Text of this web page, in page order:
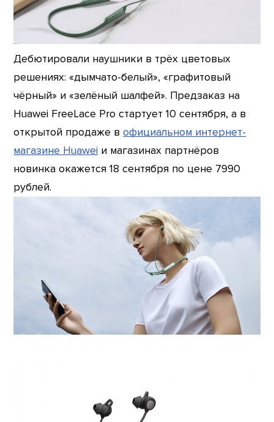
Дебютировали наушники в трёх цветовых
решениях: «дымчато-белый», «графитовый
чёрный» и «зелёный шалфей». Предзаказ на
Huawei FreeLace Pro стартует 10 сентября, а в
открытой продаже вофициальном интернет-
магазине Huawei и магазинах партнёров
новинка окажется 18 сентября по цене 7990
рублей.